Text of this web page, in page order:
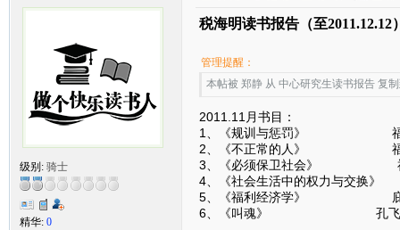
级别: 骑士
精华: 0
税海明读书报告（至2011.12.12
管理提醒：
本帖被 郑静 从 中心研究生读书报告 复
2011.11月书目：
1、《规训与惩罚》 福
2、《不正常的人》 福
3、《必须保卫社会》
4、《社会生活中的权力与交
5、《福利经济学》 庇
6、《叫魂》 孔飞